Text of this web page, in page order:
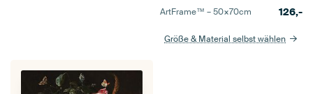
ArtFrame™ –50×70cm 126,-
Größe & Material selbst wählen